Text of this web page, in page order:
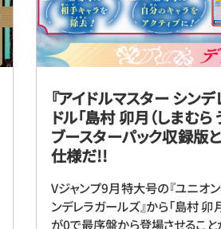
『アイドルマスター シン
ドル「島村 卯月（しまむ
ブースターパック収録版
仕様だ!!
Vジャンプ9月特大号の『ユニオ
ンデレラガールズ』から「島村
が0で最序盤から登場させるこ